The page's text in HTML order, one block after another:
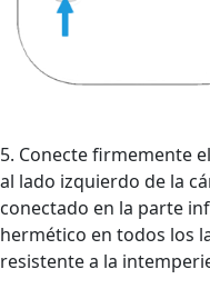
5. Conecte firmemente
al lado izquierdo de la
conectado en la parte
hermético en todos los
resistente a la